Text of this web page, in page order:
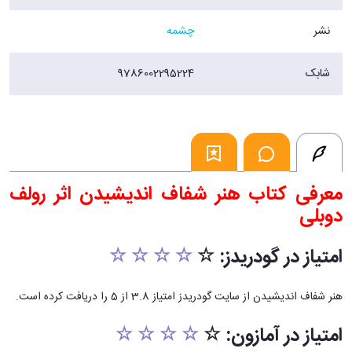
نشر چشمه
شابک 9786002295224
معرفی کتاب هنر شفاف اندیشیدن اثر رولف
دوبلی
امتیاز در گودریدز: ☆☆ ☆ ☆ ☆
هنر شفاف اندیشیدن از سایت گودریدز امتیاز 3.8 از 5 را دریافت کرده است.
امتیاز در آمازون: ☆☆ ☆ ☆ ☆